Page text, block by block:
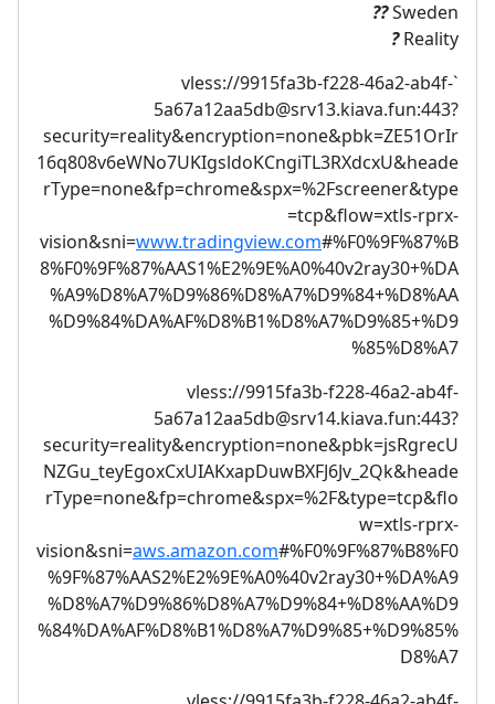
Sweden
??
Reality
?
`vless://
9915fa3b-f228-46a2-ab4f-
5a67a12aa5db@srv13.kiava.fun:443?
security=reality&encryption=none&pbk=ZE51OrIr
16q808v6eWNo7UKIgsldoKCngiTL3RXdcxU&heade
rType=none&fp=chrome&spx=%2Fscreener&type
=tcp&flow=xtls-rprx-
vision&sni=www.tradingview.com#%F0%9F%87%B
8%F0%9F%87%AAS1%E2%9E%A0%40v2ray30+%DA
%A9%D8%A7%D9%86%D8%A7%D9%84+%D8%AA
%D9%84%DA%AF%D8%B1%D8%A7%D9%85+%D9
%85%D8%A7
vless://9915fa3b-f228-46a2-ab4f-
5a67a12aa5db@srv14.kiava.fun:443?
security=reality&encryption=none&pbk=jsRgrecU
NZGu_teyEgoxCxUIAKxapDuwBXFJ6Jv_2Qk&heade
rType=none&fp=chrome&spx=%2F&type=tcp&flo
w=xtls-rprx-
vision&sni=aws.amazon.com#%F0%9F%87%B8%F0
%9F%87%AAS2%E2%9E%A0%40v2ray30+%DA%A9
%D8%A7%D9%86%D8%A7%D9%84+%D8%AA%D9
%84%DA%AF%D8%B1%D8%A7%D9%85+%D9%85%
D8%A7